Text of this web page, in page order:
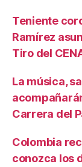
Teniente
Ramírez
Tiro del
La música,
Carrera del
Colombia
conozca los